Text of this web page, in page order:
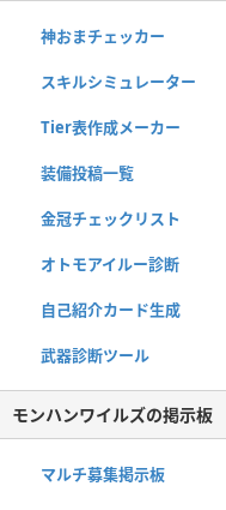
神おまチェッカー
スキルシミュレーター
Tier表作成メーカー
装備投稿一覧
金冠チェックリスト
オトモアイルー診断
自己紹介カード生成
武器診断ツール
モンハンワイルズの掲示板
マルチ募集掲示板